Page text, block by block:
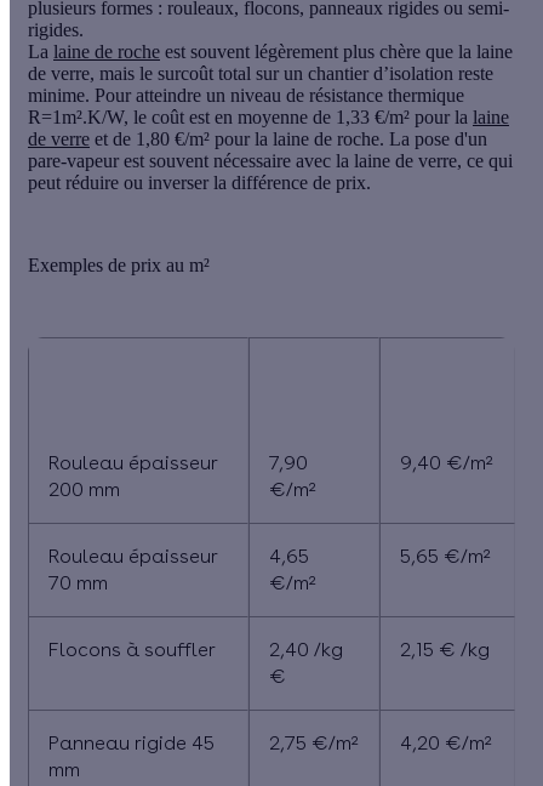
plusieurs formes : rouleaux, flocons, panneaux rigides ou semi-
rigides.
La laine de roche est souvent légèrement plus chère que la laine
de verre, mais le surcoût total sur un chantier d’isolation reste
minime. Pour atteindre un niveau de résistance thermique
R=1m².K/W, le coût est en moyenne de 1,33 €/m² pour la laine
de verre et de 1,80 €/m² pour la laine de roche. La pose d'un
pare-vapeur est souvent nécessaire avec la laine de verre, ce qui
peut réduire ou inverser la différence de prix.
Exemples de prix au m²
Rouleau épaisseur
200 mm
7,90
€/m²
9,40 €/m²
Rouleau épaisseur
70 mm
4,65
€/m²
5,65 €/m²
Flocons à souffler
2,40 /kg
€
2,15 € /kg
Panneau rigide 45
mm
2,75 €/m² 4,20 €/m²